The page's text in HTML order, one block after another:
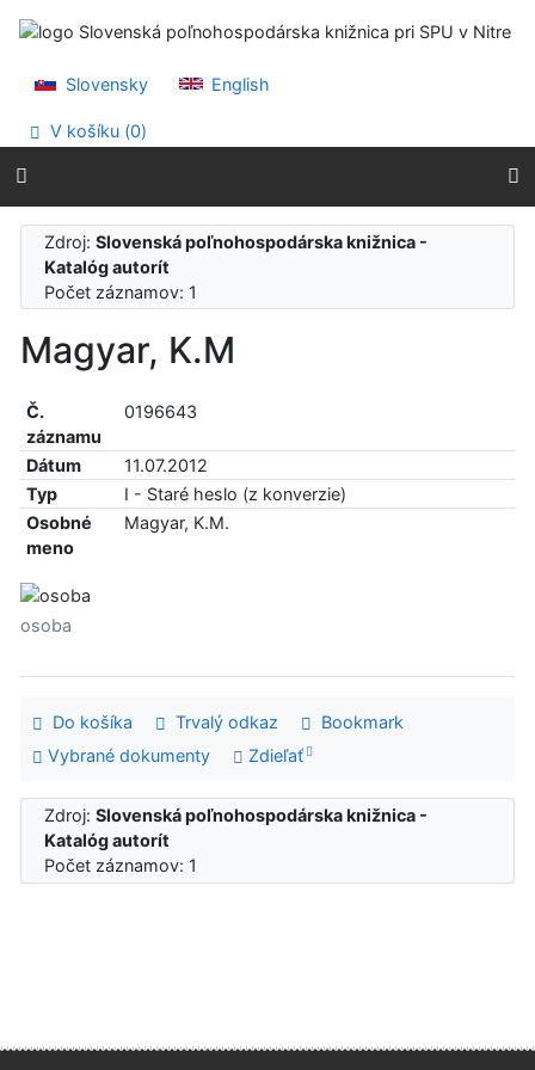
Prejsť na menu
Slovensky
English
V košíku (0)
Zdroj:Slovenská poľnohospodárska knižnica -
Katalóg autorít
Počet záznamov: 1
Magyar, K.M
Č.
záznamu
0196643
Dátum
11.07.2012
Typ
I - Staré heslo (z konverzie)
Osobné
meno
Magyar, K.M.
osoba
Do košíka Trvalý odkaz
Bookmark
Vybrané dokumenty
Zdieľať
Zdroj:Slovenská poľnohospodárska knižnica -
Katalóg autorít
Počet záznamov: 1